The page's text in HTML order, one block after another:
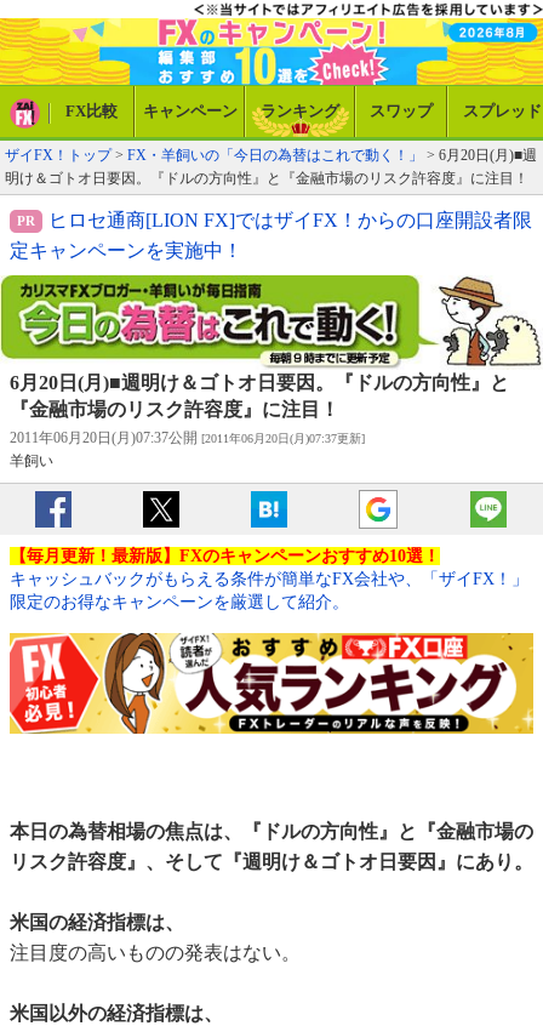
FX比較 キャンペーン ランキング スワップ スプレッド
ザイFX！トップ> FX・羊飼いの「今日の為替はこれで動く！」
> 6月20日(月)■週
明け＆ゴトオ日要因。『ドルの方向性』と『金融市場のリスク許容度』に注目！
ヒロセ通商[LION FX]ではザイFX！からの口座開設者限
定キャンペーンを実施中！
6月20日(月)■週明け＆ゴトオ日要因。『ドルの方向性』と
『金融市場のリスク許容度』に注目！
2011年06月20日(月)07:37公開 [2011年06月20日(月)07:37更新]
羊飼い
【毎月更新！最新版】FXのキャンペーンおすすめ10選！
キャッシュバックがもらえる条件が簡単なFX会社や、「ザイFX！」
限定のお得なキャンペーンを厳選して紹介。
本日の為替相場の焦点は、『ドルの方向性』と『金融市場の
リスク許容度』、そして『週明け＆ゴトオ日要因』にあり。
米国の経済指標は、
注目度の高いものの発表はない。
米国以外の経済指標は、